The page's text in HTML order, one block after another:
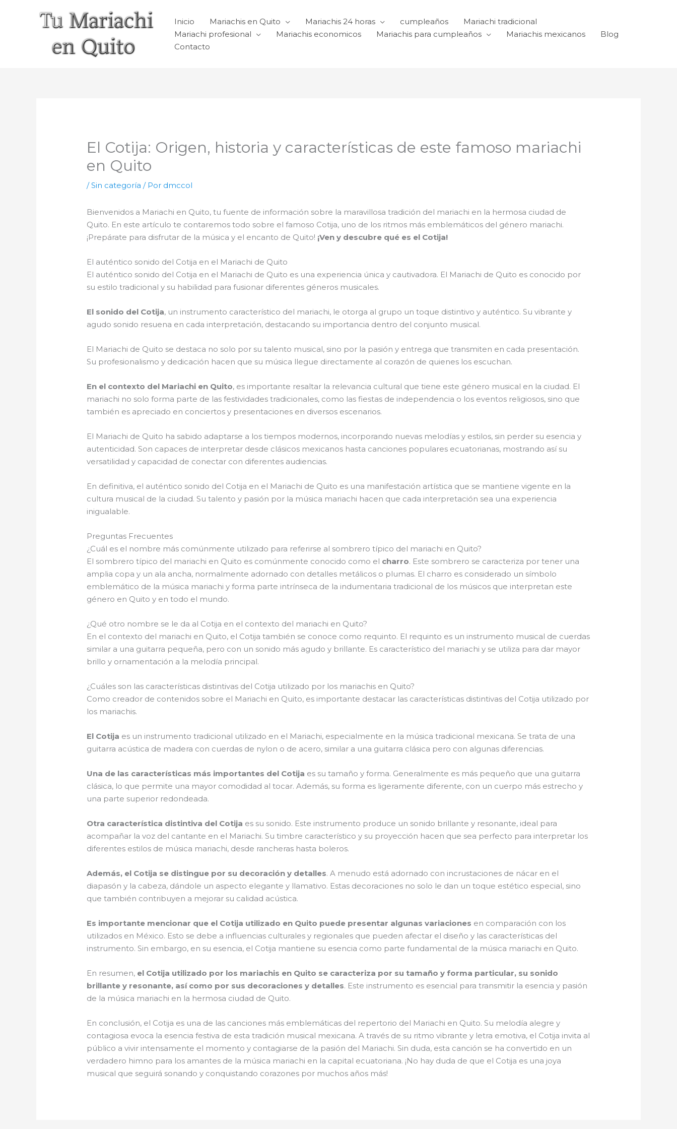
Inicio Mariachis en Quito Mariachis 24 horas cumpleaños
Mariachi tradicional
Mariachi profesional
Mariachis economicos Mariachis para cumpleaños Mariachis mexicanos
Blog
Contacto
El Cotija: Origen, historia y características de este famoso mariachi
en Quito
/Sin categoría / Por dmccol
Bienvenidos a Mariachi en Quito, tu fuente de información sobre la maravillosa tradición del mariachi en la hermosa ciudad de
Quito. En este artículo te contaremos todo sobre el famoso Cotija, uno de los ritmos más emblemáticos del género mariachi.
¡Prepárate para disfrutar de la música y el encanto de Quito! ¡Ven y descubre qué es el Cotija!
El auténtico sonido del Cotija en el Mariachi de Quito
El auténtico sonido del Cotija en el Mariachi de Quito es una experiencia única y cautivadora. El Mariachi de Quito es conocido por
su estilo tradicional y su habilidad para fusionar diferentes géneros musicales.
El sonido del Cotija, un instrumento característico del mariachi, le otorga al grupo un toque distintivo y auténtico. Su vibrante y
agudo sonido resuena en cada interpretación, destacando su importancia dentro del conjunto musical.
El Mariachi de Quito se destaca no solo por su talento musical, sino por la pasión y entrega que transmiten en cada presentación.
Su profesionalismo y dedicación hacen que su música llegue directamente al corazón de quienes los escuchan.
En el contexto del Mariachi en Quito, es importante resaltar la relevancia cultural que tiene este género musical en la ciudad. El
mariachi no solo forma parte de las festividades tradicionales, como las fiestas de independencia o los eventos religiosos, sino que
también es apreciado en conciertos y presentaciones en diversos escenarios.
El Mariachi de Quito ha sabido adaptarse a los tiempos modernos, incorporando nuevas melodías y estilos, sin perder su esencia y
autenticidad. Son capaces de interpretar desde clásicos mexicanos hasta canciones populares ecuatorianas, mostrando así su
versatilidad y capacidad de conectar con diferentes audiencias.
En definitiva, el auténtico sonido del Cotija en el Mariachi de Quito es una manifestación artística que se mantiene vigente en la
cultura musical de la ciudad. Su talento y pasión por la música mariachi hacen que cada interpretación sea una experiencia
inigualable.
Preguntas Frecuentes
¿Cuál es el nombre más comúnmente utilizado para referirse al sombrero típico del mariachi en Quito?
El sombrero típico del mariachi en Quito es comúnmente conocido como el charro. Este sombrero se caracteriza por tener una
amplia copa y un ala ancha, normalmente adornado con detalles metálicos o plumas. El charro es considerado un símbolo
emblemático de la música mariachi y forma parte intrínseca de la indumentaria tradicional de los músicos que interpretan este
género en Quito y en todo el mundo.
¿Qué otro nombre se le da al Cotija en el contexto del mariachi en Quito?
En el contexto del mariachi en Quito, el Cotija también se conoce como requinto. El requinto es un instrumento musical de cuerdas
similar a una guitarra pequeña, pero con un sonido más agudo y brillante. Es característico del mariachi y se utiliza para dar mayor
brillo y ornamentación a la melodía principal.
¿Cuáles son las características distintivas del Cotija utilizado por los mariachis en Quito?
Como creador de contenidos sobre el Mariachi en Quito, es importante destacar las características distintivas del Cotija utilizado por
los mariachis.
El Cotija es un instrumento tradicional utilizado en el Mariachi, especialmente en la música tradicional mexicana. Se trata de una
guitarra acústica de madera con cuerdas de nylon o de acero, similar a una guitarra clásica pero con algunas diferencias.
Una de las características más importantes del Cotija es su tamaño y forma. Generalmente es más pequeño que una guitarra
clásica, lo que permite una mayor comodidad al tocar. Además, su forma es ligeramente diferente, con un cuerpo más estrecho y
una parte superior redondeada.
Otra característica distintiva del Cotija es su sonido. Este instrumento produce un sonido brillante y resonante, ideal para
acompañar la voz del cantante en el Mariachi. Su timbre característico y su proyección hacen que sea perfecto para interpretar los
diferentes estilos de música mariachi, desde rancheras hasta boleros.
Además, el Cotija se distingue por su decoración y detalles. A menudo está adornado con incrustaciones de nácar en el
diapasón y la cabeza, dándole un aspecto elegante y llamativo. Estas decoraciones no solo le dan un toque estético especial, sino
que también contribuyen a mejorar su calidad acústica.
Es importante mencionar que el Cotija utilizado en Quito puede presentar algunas variaciones en comparación con los
utilizados en México. Esto se debe a influencias culturales y regionales que pueden afectar el diseño y las características del
instrumento. Sin embargo, en su esencia, el Cotija mantiene su esencia como parte fundamental de la música mariachi en Quito.
En resumen, el Cotija utilizado por los mariachis en Quito se caracteriza por su tamaño y forma particular, su sonido
brillante y resonante, así como por sus decoraciones y detalles. Este instrumento es esencial para transmitir la esencia y pasión
de la música mariachi en la hermosa ciudad de Quito.
En conclusión, el Cotija es una de las canciones más emblemáticas del repertorio del Mariachi en Quito. Su melodía alegre y
contagiosa evoca la esencia festiva de esta tradición musical mexicana. A través de su ritmo vibrante y letra emotiva, el Cotija invita al
público a vivir intensamente el momento y contagiarse de la pasión del Mariachi. Sin duda, esta canción se ha convertido en un
verdadero himno para los amantes de la música mariachi en la capital ecuatoriana. ¡No hay duda de que el Cotija es una joya
musical que seguirá sonando y conquistando corazones por muchos años más!